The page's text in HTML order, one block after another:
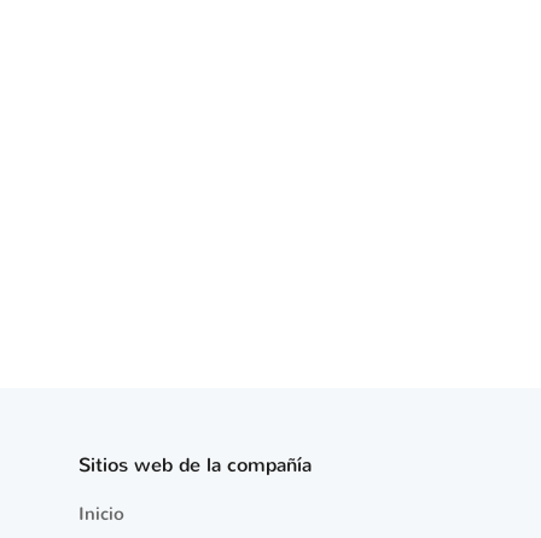
Sitios web de la compañía
Inicio